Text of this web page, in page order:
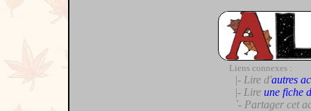
Liens connexes :
|- Lire d'autres
|- Lire une fiche
`- Partager cet